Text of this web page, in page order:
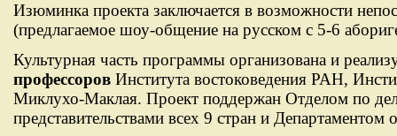
Изюминка проекта заключается в возможности
(предлагаемое шоу-общение на русском с 5-6
Культурная часть программы организована и
профессоров Института востоковедения РАН,
Миклухо-Маклая. Проект поддержан Отделом по
представительствами всех 9 стран и